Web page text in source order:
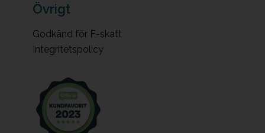
Övrigt
Godkänd för F-skatt
Integritetspolicy